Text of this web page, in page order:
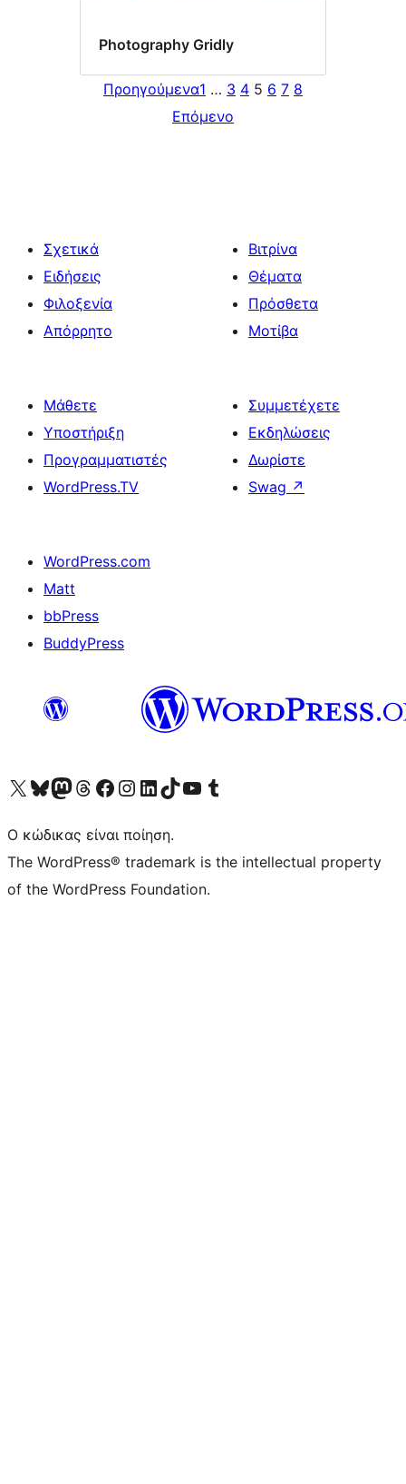
Photography Gridly
Προηγούμενα1 … 3 4 5 6 7 8
Επόμενο
Σχετικά
Ειδήσεις
Φιλοξενία
Απόρρητο
Βιτρίνα
Θέματα
Πρόσθετα
Μοτίβα
Μάθετε
Υποστήριξη
Προγραμματιστές
WordPress.TV
Συμμετέχετε
Εκδηλώσεις
Δωρίστε
Swag ↗
WordPress.com
Matt
bbPress
BuddyPress
Visit our X (formerly Twitter) account
Visit our Bluesky account
Επισκεφθείτε τον λογαριασμό μας στο Mastodon
Visit our Threads account
Επισκεφτείτε τη σελίδα μας στο Facebook
Επισκεφθείτε τον λογαριασμό μας Instagram
Επισκεφθείτε τον λογαριασμό μας LinkedIn
Visit our TikTok account
Visit our YouTube channel
Visit our Tumblr account
Ο κώδικας είναι ποίηση.
The WordPress® trademark is the intellectual property
of the WordPress Foundation.